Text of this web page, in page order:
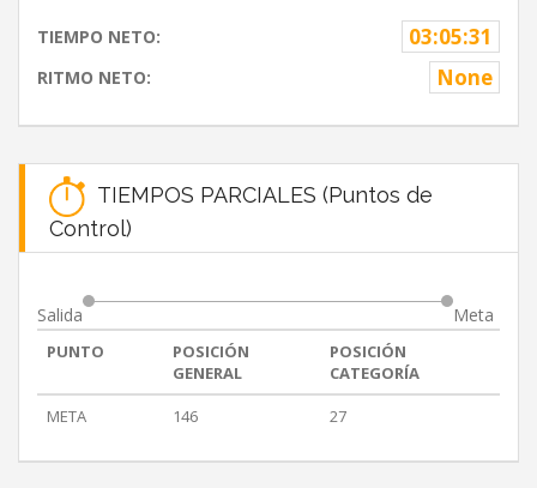
TIEMPO NETO: 03:05:31
RITMO NETO: None
TIEMPOS PARCIALES (Puntos de
Control)
Salida Meta
PUNTO
POSICIÓN
GENERAL
POSICIÓN
CATEGORÍA
META
146 27